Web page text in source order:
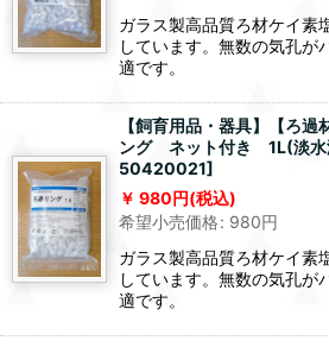
ガラス製高品質ろ材ケイ素
しています。無数の気孔が
適です。
【飼育用品・器具】【ろ
ング ネット付き 1L(淡水
50420021]
980円(税込)
希望小売価格: 980円
ガラス製高品質ろ材ケイ素
しています。無数の気孔が
適です。